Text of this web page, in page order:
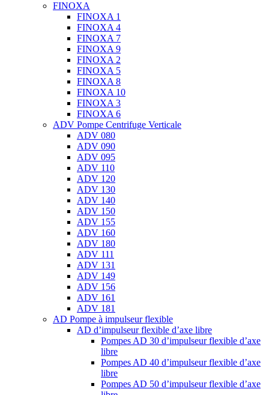
FINOXA
FINOXA 1
FINOXA 4
FINOXA 7
FINOXA 9
FINOXA 2
FINOXA 5
FINOXA 8
FINOXA 10
FINOXA 3
FINOXA 6
ADV Pompe Centrifuge Verticale
ADV 080
ADV 090
ADV 095
ADV 110
ADV 120
ADV 130
ADV 140
ADV 150
ADV 155
ADV 160
ADV 180
ADV 111
ADV 131
ADV 149
ADV 156
ADV 161
ADV 181
AD Pompe à impulseur flexible
AD d’impulseur flexible d’axe libre
Pompes AD 30 d’impulseur flexible d’axe
libre
Pompes AD 40 d’impulseur flexible d’axe
libre
Pompes AD 50 d’impulseur flexible d’axe